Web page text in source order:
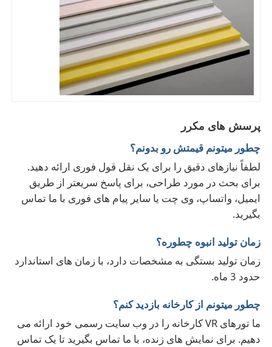
پرسش های مکرر
چطور ميتونم قيمتش رو بدونم؟
لطفاً نیازهای دقیق را برای یک نقل قول فوری ارائه دهید.
برای بحث در مورد طراحی، برای پاسخ سریعتر از طریق
ایمیل، واتساپ، وی چت یا سایر پیام های فوری با ما تماس
بگیرید.
زمان تولید انبوه چطوره؟
زمان تولید بستگی به مشخصات دارد، با زمان های استاندارد
حدود 3 ماه.
چطور ميتونم از کارخانه بازدید کنم؟
ما تورهای VR کارخانه را در وب سایت رسمی خود ارائه می
دهیم. برای نمایش های زنده، با ما تماس بگیرید تا یک تماس